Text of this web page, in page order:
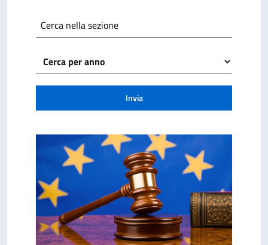
Cerca nella sezione
Invia